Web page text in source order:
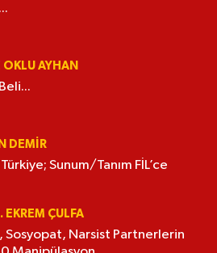
AYHAN
DEMİR
Sunum/Tanım FİL’ce
EKREM ÇULFA
Sosyopat, Narsist Partnerlerin